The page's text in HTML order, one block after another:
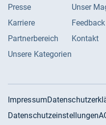
Presse
Karriere
Partnerbereich
Unsere Kategorien
Unser
Feedback
Kontakt
Impressum
Datenschutzeinstellungen